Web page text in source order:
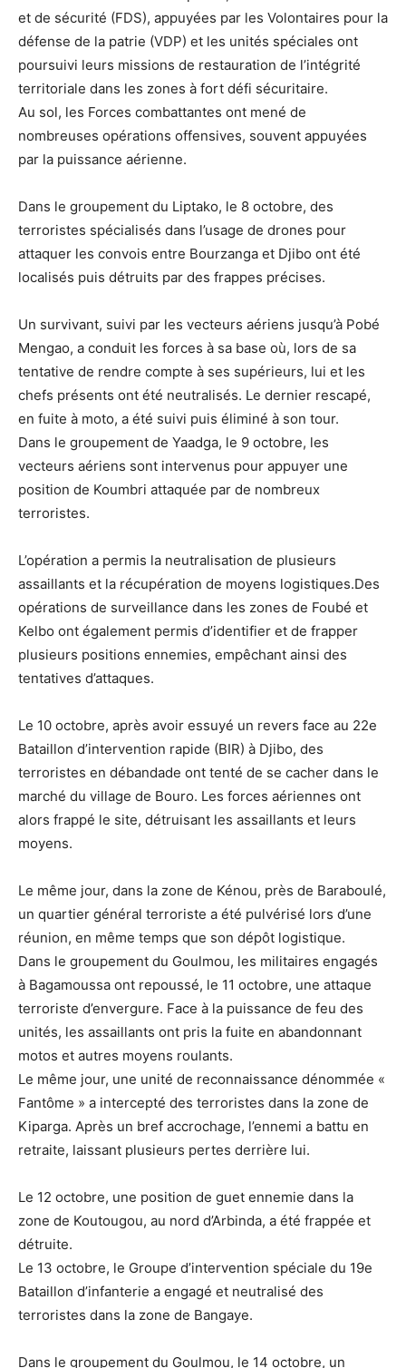
et de sécurité (FDS), appuyées par les Volontaires pour la
défense de la patrie (VDP) et les unités spéciales ont
poursuivi leurs missions de restauration de l’intégrité
territoriale dans les zones à fort défi sécuritaire.
Au sol, les Forces combattantes ont mené de
nombreuses opérations offensives, souvent appuyées
par la puissance aérienne.
Dans le groupement du Liptako, le 8 octobre, des
terroristes spécialisés dans l’usage de drones pour
attaquer les convois entre Bourzanga et Djibo ont été
localisés puis détruits par des frappes précises.
Un survivant, suivi par les vecteurs aériens jusqu’à Pobé
Mengao, a conduit les forces à sa base où, lors de sa
tentative de rendre compte à ses supérieurs, lui et les
chefs présents ont été neutralisés. Le dernier rescapé,
en fuite à moto, a été suivi puis éliminé à son tour.
Dans le groupement de Yaadga, le 9 octobre, les
vecteurs aériens sont intervenus pour appuyer une
position de Koumbri attaquée par de nombreux
terroristes.
L’opération a permis la neutralisation de plusieurs
assaillants et la récupération de moyens logistiques.Des
opérations de surveillance dans les zones de Foubé et
Kelbo ont également permis d’identifier et de frapper
plusieurs positions ennemies, empêchant ainsi des
tentatives d’attaques.
Le 10 octobre, après avoir essuyé un revers face au 22e
Bataillon d’intervention rapide (BIR) à Djibo, des
terroristes en débandade ont tenté de se cacher dans le
marché du village de Bouro. Les forces aériennes ont
alors frappé le site, détruisant les assaillants et leurs
moyens.
Le même jour, dans la zone de Kénou, près de Baraboulé,
un quartier général terroriste a été pulvérisé lors d’une
réunion, en même temps que son dépôt logistique.
Dans le groupement du Goulmou, les militaires engagés
à Bagamoussa ont repoussé, le 11 octobre, une attaque
terroriste d’envergure. Face à la puissance de feu des
unités, les assaillants ont pris la fuite en abandonnant
motos et autres moyens roulants.
Le même jour, une unité de reconnaissance dénommée «
Fantôme » a intercepté des terroristes dans la zone de
Kiparga. Après un bref accrochage, l’ennemi a battu en
retraite, laissant plusieurs pertes derrière lui.
Le 12 octobre, une position de guet ennemie dans la
zone de Koutougou, au nord d’Arbinda, a été frappée et
détruite.
Le 13 octobre, le Groupe d’intervention spéciale du 19e
Bataillon d’infanterie a engagé et neutralisé des
terroristes dans la zone de Bangaye.
Dans le groupement du Goulmou, le 14 octobre, un